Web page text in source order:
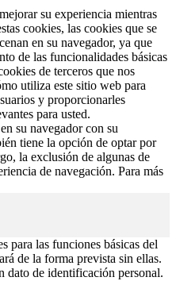
su experiencia mientras
cookies, las cookies que se
en su navegador, ya que
de las funcionalidades básicas
de terceros que nos
utiliza este sitio web para
y proporcionarles
para usted.
su navegador con su
tiene la opción de optar por
la exclusión de algunas de
de navegación. Para más
para las funciones básicas del
de la forma prevista sin ellas.
dato de identificación personal.